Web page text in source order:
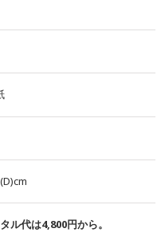
ル代は4,800円から。